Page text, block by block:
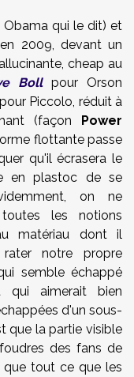
Obama qui le dit) et
2009, devant un
cheap au
Bollpour Orson
Piccolo, réduit à
(façon Power
flottante passe
qu'il écrasera le
en plastoc de se
on ne
les notions
matériau dont il
notre propre
semble échappé
qui aimerait bien
d'un sous-
que la partie visible
des fans de
que tout ce que les